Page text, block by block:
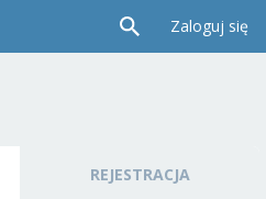
Zaloguj się
REJESTRACJA